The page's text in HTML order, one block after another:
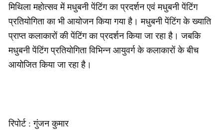
मिथिला महोत्सव में मधुबनी पेंटिंग का प्रदर्शन एवं मधुबनी पेंटिंग
प्रतियोगिता का भी आयोजन किया गया है। मधुबनी पेंटिंग के ख्याति
प्राप्त कलाकारों की पेंटिंग का प्रदर्शन किया जा रहा है। जबकि
मधुबनी पेंटिंग प्रतियोगिता विभिन्न आयुवर्ग के कलाकारों के बीच
आयोजित किया जा रहा है।
रिपोर्ट : गुंजन कुमार